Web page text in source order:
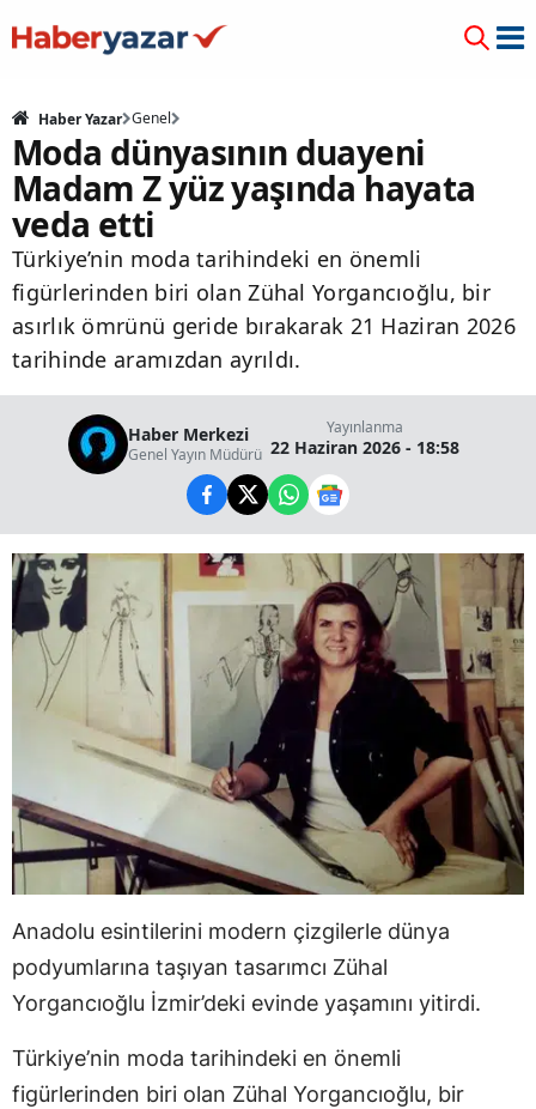
Haber Yazar Genel
Moda dünyasının duayeni
Madam Z yüz yaşında hayata
veda etti
Türkiye’nin moda tarihindeki en önemli
figürlerinden biri olan Zühal Yorgancıoğlu, bir
asırlık ömrünü geride bırakarak 21 Haziran 2026
tarihinde aramızdan ayrıldı.
Haber Merkezi
Genel Yayın Müdürü
Yayınlanma
22 Haziran 2026 - 18:58
Anadolu esintilerini modern çizgilerle dünya
podyumlarına taşıyan tasarımcı Zühal
Yorgancıoğlu İzmir’deki evinde yaşamını yitirdi.
Türkiye’nin moda tarihindeki en önemli
figürlerinden biri olan Zühal Yorgancıoğlu, bir